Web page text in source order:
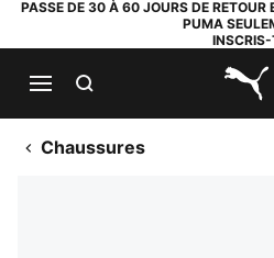
PASSE DE 30 À 60 JOURS DE
PUMA
Chaussures